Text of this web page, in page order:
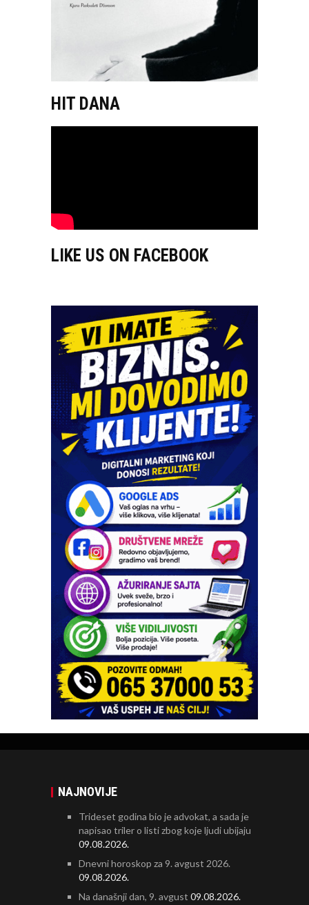
HIT DANA
LIKE US ON FACEBOOK
NAJNOVIJE
Trideset godina bio je advokat, a sada je
napisao triler o listi zbog koje ljudi ubijaju
09.08.2026.
Dnevni horoskop za 9. avgust 2026.
09.08.2026.
Na današnji dan, 9. avgust 09.08.2026.